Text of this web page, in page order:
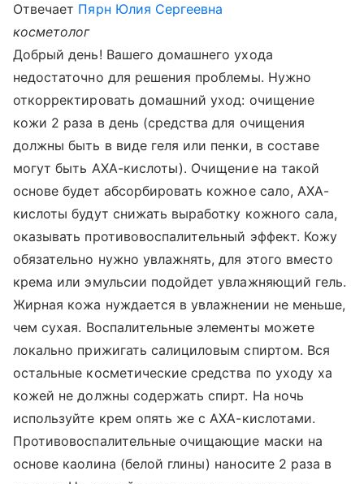
Отвечает Пярн Юлия Сергеевна
косметолог
Добрый день! Вашего домашнего ухода
недостаточно для решения проблемы. Нужно
откорректировать домашний уход: очищение
кожи 2 раза в день (средства для очищения
должны быть в виде геля или пенки, в составе
могут быть АХА-кислоты). Очищение на такой
основе будет абсорбировать кожное сало, AХА-
кислоты будут снижать выработку кожного сала,
оказывать противовоспалительный эффект. Кожу
обязательно нужно увлажнять, для этого вместо
крема или эмульсии подойдет увлажняющий гель.
Жирная кожа нуждается в увлажнении не меньше,
чем сухая. Воспалительные элементы можете
локально прижигать салициловым спиртом. Вся
остальные косметические средства по уходу ха
кожей не должны содержать спирт. На ночь
используйте крем опять же с AХА-кислотами.
Противовоспалительные очищающие маски на
основе каолина (белой глины) наносите 2 раза в